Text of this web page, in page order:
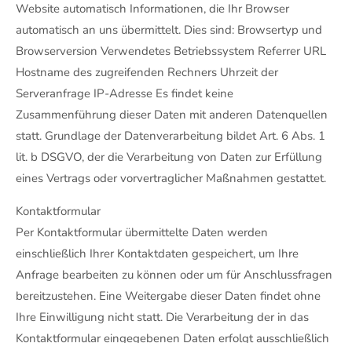
Website automatisch Informationen, die Ihr Browser
automatisch an uns übermittelt. Dies sind: Browsertyp und
Browserversion Verwendetes Betriebssystem Referrer URL
Hostname des zugreifenden Rechners Uhrzeit der
Serveranfrage IP-Adresse Es findet keine
Zusammenführung dieser Daten mit anderen Datenquellen
statt. Grundlage der Datenverarbeitung bildet Art. 6 Abs. 1
lit. b DSGVO, der die Verarbeitung von Daten zur Erfüllung
eines Vertrags oder vorvertraglicher Maßnahmen gestattet.
Kontaktformular
Per Kontaktformular übermittelte Daten werden
einschließlich Ihrer Kontaktdaten gespeichert, um Ihre
Anfrage bearbeiten zu können oder um für Anschlussfragen
bereitzustehen. Eine Weitergabe dieser Daten findet ohne
Ihre Einwilligung nicht statt. Die Verarbeitung der in das
Kontaktformular eingegebenen Daten erfolgt ausschließlich